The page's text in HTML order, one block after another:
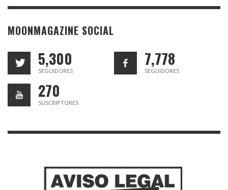
MOONMAGAZINE SOCIAL
5,300
SEGUIDORES
7,778
SEGUIDORES
270
SUSCRIPTORES